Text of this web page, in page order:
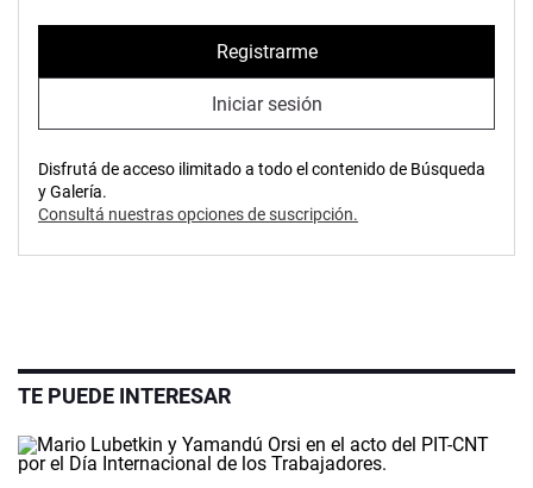
Registrarme
Iniciar sesión
Disfrutá de acceso ilimitado a todo el contenido de Búsqueda
y Galería.
Consultá nuestras opciones de suscripción.
TE PUEDE INTERESAR